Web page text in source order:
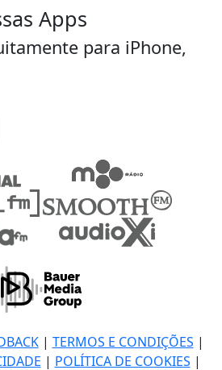
Apps
para iPhone,
| TERMOS E CONDIÇÕES |
| POLÍTICA DE COOKIES |